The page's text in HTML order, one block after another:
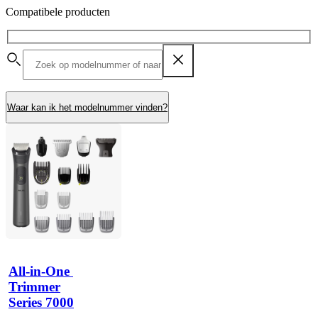
Compatibele producten
Waar kan ik het modelnummer vinden?
All-in-One
Trimmer
Series 7000